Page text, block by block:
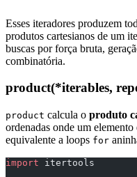
Esses iteradores produzem
produtos cartesianos de um
buscas por força bruta,
combinatória.
product(*iterables,
product calcula o produto
ordenadas onde um
equivalente a loops for
import itertools